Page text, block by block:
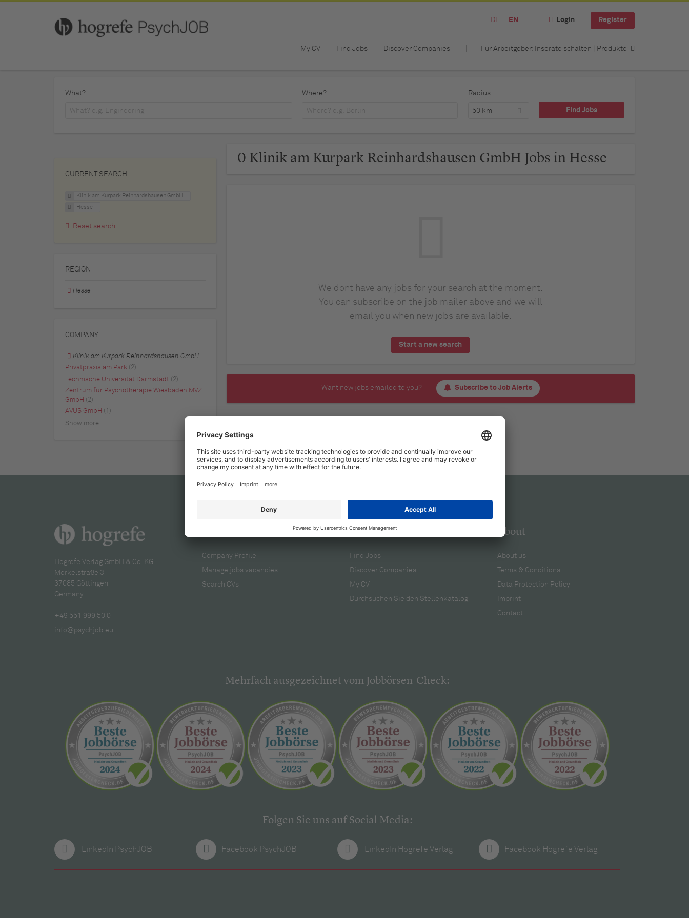
DE EN Login Register
My CV Find Jobs Discover Companies Für Arbeitgeber: Inserate schalten | Produkte
What? Where? Radius
50 km
0 Klinik am Kurpark Reinhardshausen GmbH Jobs in Hesse
We dont have any jobs for your search at the moment.
You can subscribe on the job mailer above and we will
email you when new jobs are available.
Start a new search
Want new jobs emailed to you? Subscribe to Job Alerts
CURRENT SEARCH
Klinik am Kurpark Reinhardshausen GmbH
Hesse
Reset search
REGION
Hesse
COMPANY
Klinik am Kurpark Reinhardshausen GmbH
Privatpraxis am Park
(2)
Technische Universität Darmstadt (2)
Zentrum für Psychotherapie Wiesbaden MVZ
GmbH (2)
AVUS GmbH (1)
Show more
Hogrefe Verlag GmbH & Co. KG
Merkelstraße 3
37085 Göttingen
Germany
+49 551 999 50 0
info@psychjob.eu
Company Profile
Manage jobs vacancies
Search CVs
For applicants
Find Jobs
Discover Companies
My CV
Durchsuchen Sie den Stellenkatalog
About
About us
Terms & Conditions
Data Protection Policy
Imprint
Contact
Mehrfach ausgezeichnet vom Jobbörsen-Check:
Folgen Sie uns auf Social Media:
LinkedIn PsychJOB Facebook PsychJOB LinkedIn Hogrefe Verlag Facebook Hogrefe Verlag